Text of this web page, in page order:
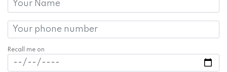
In sending this form, I declare that I have read the privacy
statement and agree to having my personal details processed
using the methods indicated.